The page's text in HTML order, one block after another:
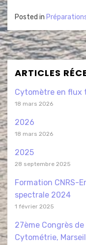
Posted in
ARTICLES
Cytomètre en flux
18 mars 2026
2026
18 mars 2026
2025
28 septembre 2025
Formation CNRS-
spectrale 2024
1 février 2025
27ème Congrès
Cytométrie,